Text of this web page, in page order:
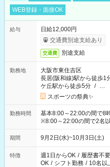
WEB登録・面接OK
給与
日給12,000円
交通費別途支給あり
交通費 別途支給
勤務地
大阪市東住吉区
長居(阪和線)駅から徒歩1
ケ丘駅から徒歩5分 / …
スポーツの祭典✨
勤務時間
基本8:00～22:00の間で8
※8:00～22:00の間で2名
ように相方と時間を分け
期間 9月2日(水)~10月3日(土)
特徴 週1日からOK / 履歴書不要
OK / シフト勤務 / 10名以